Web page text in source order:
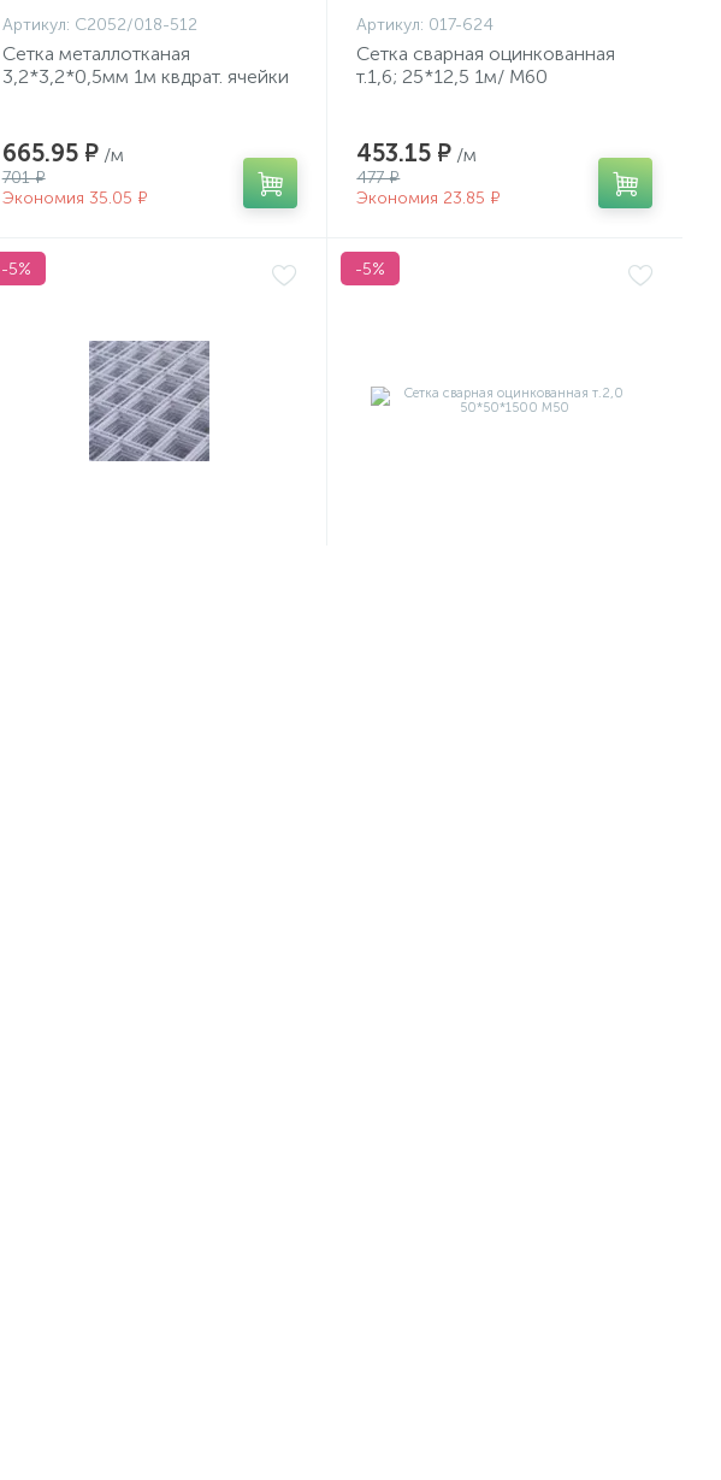
Артикул: С2052/018-512
Сетка металлотканая
3,2*3,2*0,5мм 1м квдрат. ячейки
665.95 ₽ /м
701 ₽
Экономия 35.05 ₽
Артикул: 017-624
Сетка сварная оцинкованная
т.1,6; 25*12,5 1м/ М60
453.15 ₽ /м
477 ₽
Экономия 23.85 ₽
-5% -5%